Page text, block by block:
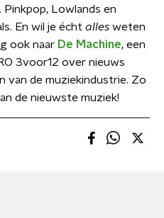
Lowlands en
En wil je écht alles weten
ook naar De Machine, een
3voor12 over nieuws
van de muziekindustrie. Zo
de nieuwste muziek!